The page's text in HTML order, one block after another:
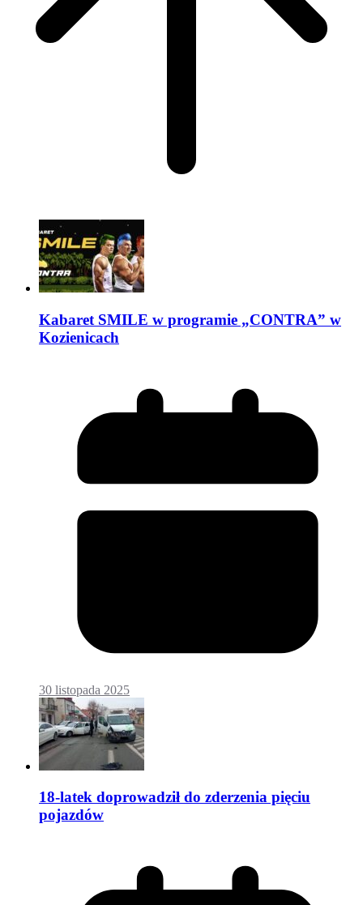
Kabaret SMILE w programie „CONTRA” w
Kozienicach
30 listopada 2025
18-latek doprowadził do zderzenia pięciu
pojazdów